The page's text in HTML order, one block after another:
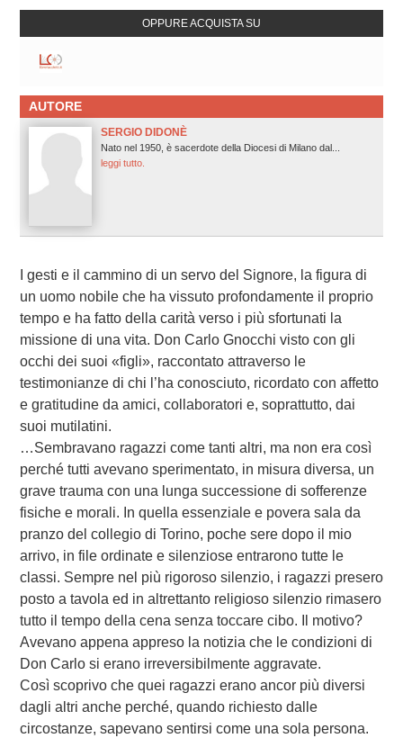
OPPURE ACQUISTA SU
AUTORE
SERGIO DIDONÈ
Nato nel 1950, è sacerdote della Diocesi di Milano dal...
leggi tutto.
I gesti e il cammino di un servo del Signore, la figura di
un uomo nobile che ha vissuto profondamente il proprio
tempo e ha fatto della carità verso i più sfortunati la
missione di una vita. Don Carlo Gnocchi visto con gli
occhi dei suoi «figli», raccontato attraverso le
testimonianze di chi l’ha conosciuto, ricordato con affetto
e gratitudine da amici, collaboratori e, soprattutto, dai
suoi mutilatini.
…Sembravano ragazzi come tanti altri, ma non era così
perché tutti avevano sperimentato, in misura diversa, un
grave trauma con una lunga successione di sofferenze
fisiche e morali. In quella essenziale e povera sala da
pranzo del collegio di Torino, poche sere dopo il mio
arrivo, in file ordinate e silenziose entrarono tutte le
classi. Sempre nel più rigoroso silenzio, i ragazzi presero
posto a tavola ed in altrettanto religioso silenzio rimasero
tutto il tempo della cena senza toccare cibo. Il motivo?
Avevano appena appreso la notizia che le condizioni di
Don Carlo si erano irreversibilmente aggravate.
Così scoprivo che quei ragazzi erano ancor più diversi
dagli altri anche perché, quando richiesto dalle
circostanze, sapevano sentirsi come una sola persona.